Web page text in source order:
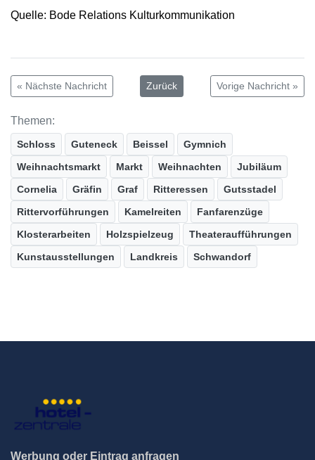
Quelle: Bode Relations Kulturkommunikation
« Nächste Nachricht Zurück Vorige Nachricht »
Themen:
Schloss Guteneck Beissel
Gymnich
Weihnachtsmarkt
Markt Weihnachten
Jubiläum
Cornelia
Gräfin Graf Ritteressen
Gutsstadel
Rittervorführungen
Kamelreiten
Fanfarenzüge
Klosterarbeiten
Holzspielzeug
Theateraufführungen
Kunstausstellungen
Landkreis Schwandorf
Werbung oder Eintrag anfragen